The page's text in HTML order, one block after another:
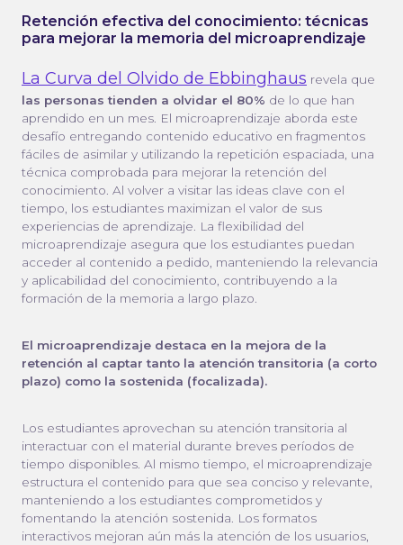
Retención efectiva del conocimiento: técnicas
para mejorar la memoria del microaprendizaje
La Curva del Olvido de Ebbinghaus revela que
las personas tienden a olvidar el 80% de lo que han
aprendido en un mes. El microaprendizaje aborda este
desafío entregando contenido educativo en fragmentos
fáciles de asimilar y utilizando la repetición espaciada, una
técnica comprobada para mejorar la retención del
conocimiento. Al volver a visitar las ideas clave con el
tiempo, los estudiantes maximizan el valor de sus
experiencias de aprendizaje. La flexibilidad del
microaprendizaje asegura que los estudiantes puedan
acceder al contenido a pedido, manteniendo la relevancia
y aplicabilidad del conocimiento, contribuyendo a la
formación de la memoria a largo plazo.
El microaprendizaje destaca en la mejora de la
retención al captar tanto la atención transitoria (a corto
plazo) como la sostenida (focalizada).
Los estudiantes aprovechan su atención transitoria al
interactuar con el material durante breves períodos de
tiempo disponibles. Al mismo tiempo, el microaprendizaje
estructura el contenido para que sea conciso y relevante,
manteniendo a los estudiantes comprometidos y
fomentando la atención sostenida. Los formatos
interactivos mejoran aún más la atención de los usuarios,